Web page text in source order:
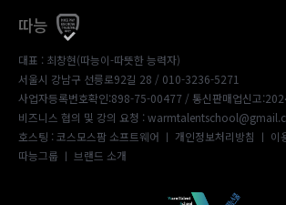
따능
대표 : 최창현(따능이-따뜻한 능력자)
서울시 강남구 선릉로92길 28 / 010-3236-5271
사업자등록번호확인:898-75-00477 / 통신판매업신고
비즈니스 협의 및 강의 요청 :
호스팅 : 코스모스팜 소프트웨어 ㅣ 개인정보처리방침 ㅣ 이
따능그룹 ㅣ 브랜드 소개